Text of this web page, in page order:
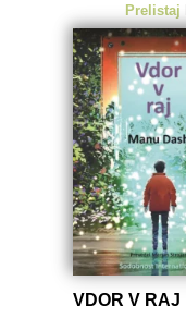
Prelistaj
VDOR V RAJ